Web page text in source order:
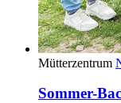
Mütterzentrum
Sommer-